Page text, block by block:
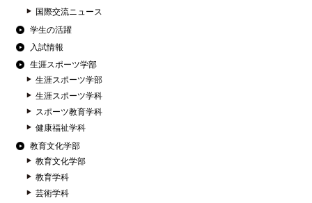
国際交流ニュース
学生の活躍
入試情報
生涯スポーツ学部
生涯スポーツ学部
生涯スポーツ学科
スポーツ教育学科
健康福祉学科
教育文化学部
教育文化学部
教育学科
芸術学科